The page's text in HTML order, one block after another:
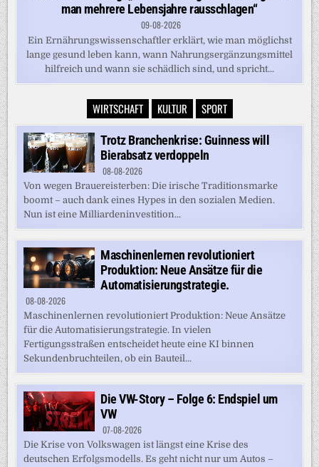
man mehrere Lebensjahre rausschlagen“
09-08-2026
Ein Ernährungswissenschaftler erklärt, wie man möglichst
lange gesund leben kann, wann Nahrungsergänzungsmittel
hilfreich und wann sie schädlich sind, und spricht...
WIRTSCHAFT KULTUR SPORT
Trotz Branchenkrise: Guinness will
Bierabsatz verdoppeln
08-08-2026
Von wegen Brauereisterben: Die irische Traditionsmarke
boomt – auch dank eines Hypes in den sozialen Medien.
Nun ist eine Milliardeninvestition...
Maschinenlernen revolutioniert
Produktion: Neue Ansätze für die
Automatisierungstrategie.
08-08-2026
Maschinenlernen revolutioniert Produktion: Neue Ansätze
für die Automatisierungstrategie. In vielen
Fertigungsstraßen entscheidet heute eine KI binnen
Sekundenbruchteilen, ob ein Bauteil...
Die VW-Story – Folge 6: Endspiel um
VW
07-08-2026
Die Krise von Volkswagen ist längst eine Krise des
deutschen Erfolgsmodells. Es geht nicht nur um Autos –